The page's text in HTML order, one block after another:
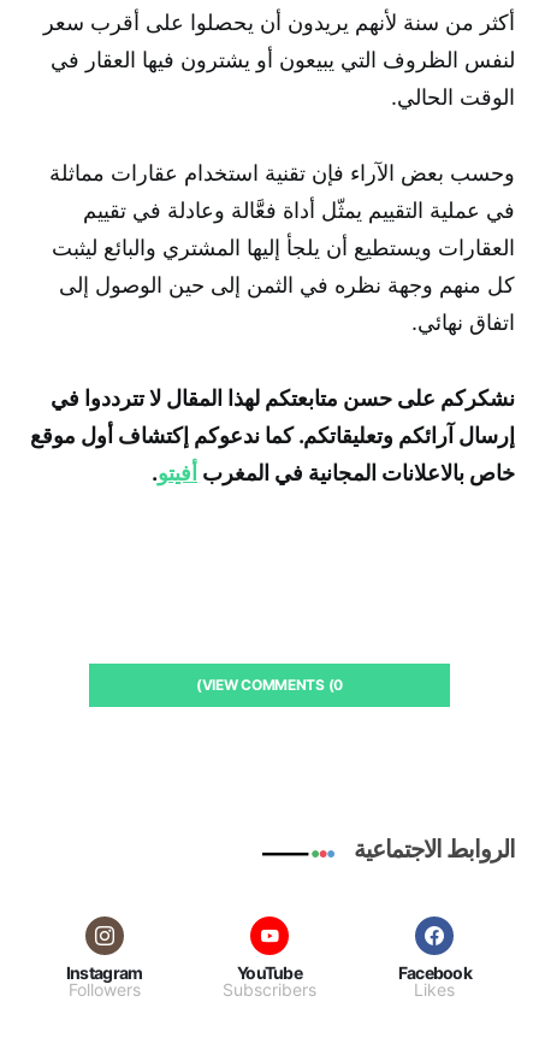
أكثر من سنة لأنهم يريدون أن يحصلوا على أقرب سعر
لنفس الظروف التي يبيعون أو يشترون فيها العقار في
الوقت الحالي.
وحسب بعض الآراء فإن تقنية استخدام عقارات مماثلة
في عملية التقييم يمثّل أداة فعَّالة وعادلة في تقييم
العقارات ويستطيع أن يلجأ إليها المشتري والبائع ليثبت
كل منهم وجهة نظره في الثمن إلى حين الوصول إلى
اتفاق نهائي.
نشكركم على حسن متابعتكم لهذا المقال لا تترددوا في
إرسال آرائكم وتعليقاتكم. كما ندعوكم إكتشاف أول موقع
خاص بالاعلانات المجانية في المغرب أفيتو.
VIEW COMMENTS (0)
الروابط الاجتماعية
Facebook
Likes
YouTube
Subscribers
Instagram
Followers